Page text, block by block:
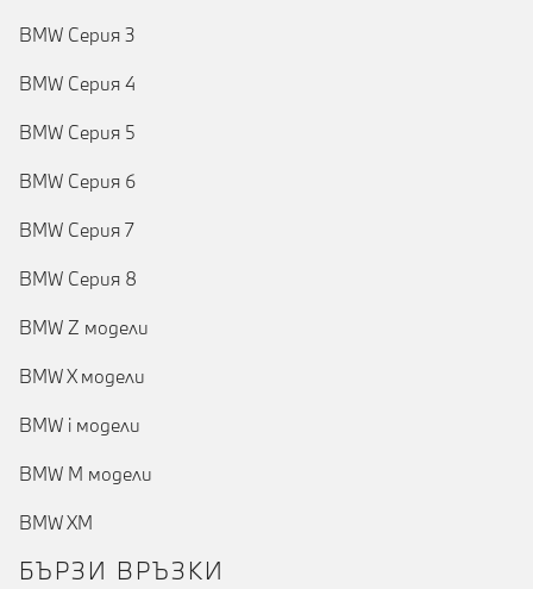
BMW Серия 3
BMW Серия 4
BMW Серия 5
BMW Серия 6
BMW Серия 7
BMW Серия 8
BMW Z модели
BMW X модели
BMW i модели
BMW M модели
BMW XM
БЪРЗИ ВРЪЗКИ